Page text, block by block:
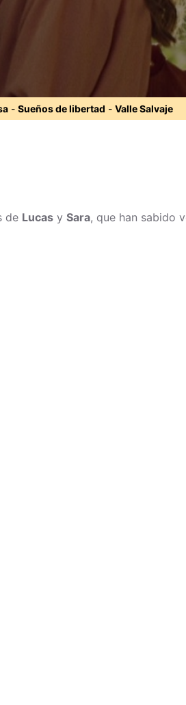
- Sueños de libertad - Valle Salvaje
de Lucas ySara, que han sabido